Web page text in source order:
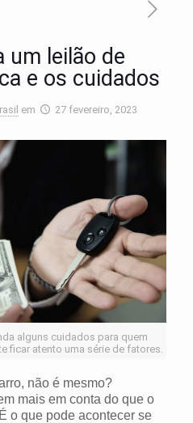
um leilão de
e os cuidados
em 27 fevereiro, 2023
alguns cuidados para quem
ficar atento uma série de fatores.
não é mesmo?
mais em conta do que o
o que pode acontecer se